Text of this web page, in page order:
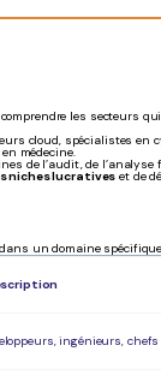
les secteurs
cloud, spécialistes en
médecine.
de l’audit, de
niches lucratives et de
un domaine
ingénieurs, chefs